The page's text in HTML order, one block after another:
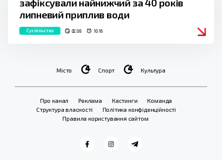
зафіксували найнижчий за 40 років
липневий приплив води
Суспільство 02.08 10:16
Місто Спорт Культура
Про канал Реклама Кастинги
Команда
Структура власності
Політика конфіденційності
Правила користування сайтом